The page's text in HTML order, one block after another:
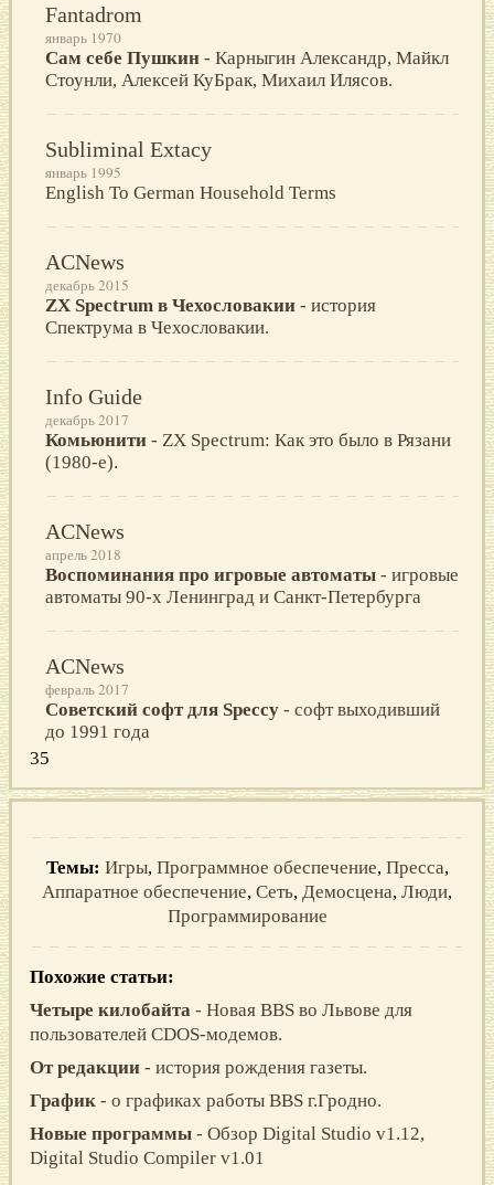
Fantadrom
январь 1970
Сам себе Пушкин - Карныгин Александр, Майкл
Стоунли, Алексей КуБрак, Михаил Илясов.
Subliminal Extacy
январь 1995
English To German Household Terms
ACNews
декабрь 2015
ZX Spectrum в Чехословакии - история
Спектрума в Чехословакии.
Info Guide
декабрь 2017
Комьюнити - ZX Spectrum: Как это было в Рязани
(1980-е).
ACNews
апрель 2018
Воспоминания про игровые автоматы - игровые
автоматы 90-х Ленинград и Санкт-Петербурга
ACNews
февраль 2017
Советский софт для Speccy - софт выходивший
до 1991 года
35
Темы: Игры, Программное обеспечение, Пресса,
Аппаратное обеспечение, Сеть, Демосцена, Люди,
Программирование
Похожие статьи:
Четыре килобайта - Новая BBS во Львове для
пользователей CDOS-модемов.
От редакции - история рождения газеты.
График - о графиках работы BBS г.Гродно.
Новые программы - Обзор Digital Studio v1.12,
Digital Studio Compiler v1.01